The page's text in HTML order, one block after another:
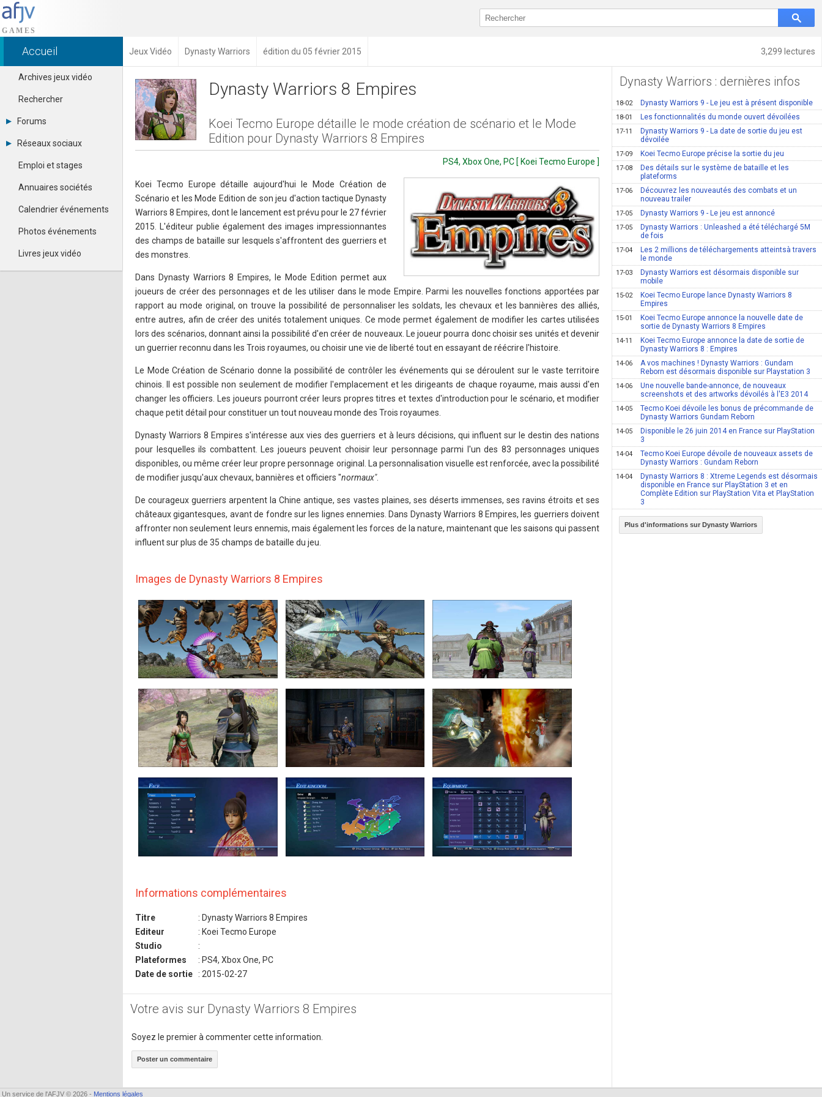
3,299 lectures
Accueil Jeux Vidéo Dynasty Warriors édition du 05 février 2015
Archives jeux vidéo
Rechercher
Forums
Tous les forums
Se connecter
Contacter un modérateur
Réseaux sociaux
Dailymotion
Facebook
Google+
Pinterest
Youtube
Emploi et stages
Annuaires sociétés
Calendrier événements
Photos événements
Livres jeux vidéo
Dynasty Warriors 8 Empires
Koei Tecmo Europe détaille le mode création de scénario et le Mode
Edition pour Dynasty Warriors 8 Empires
PS4, Xbox One, PC [ Koei Tecmo Europe ]
Koei Tecmo Europe détaille aujourd'hui le Mode Création de
Scénario et les Mode Edition de son jeu d'action tactique Dynasty
Warriors 8 Empires, dont le lancement est prévu pour le 27 février
2015. L'éditeur publie également des images impressionnantes
des champs de bataille sur lesquels s'affrontent des guerriers et
des monstres.
Dans Dynasty Warriors 8 Empires, le Mode Edition permet aux
joueurs de créer des personnages et de les utiliser dans le mode Empire. Parmi les nouvelles fonctions apportées par
rapport au mode original, on trouve la possibilité de personnaliser les soldats, les chevaux et les bannières des alliés,
entre autres, afin de créer des unités totalement uniques. Ce mode permet également de modifier les cartes utilisées
lors des scénarios, donnant ainsi la possibilité d'en créer de nouveaux. Le joueur pourra donc choisir ses unités et devenir
un guerrier reconnu dans les Trois royaumes, ou choisir une vie de liberté tout en essayant de réécrire l'histoire.
Le Mode Création de Scénario donne la possibilité de contrôler les événements qui se déroulent sur le vaste territoire
chinois. Il est possible non seulement de modifier l'emplacement et les dirigeants de chaque royaume, mais aussi d'en
changer les officiers. Les joueurs pourront créer leurs propres titres et textes d'introduction pour le scénario, et modifier
chaque petit détail pour constituer un tout nouveau monde des Trois royaumes.
Dynasty Warriors 8 Empires s'intéresse aux vies des guerriers et à leurs décisions, qui influent sur le destin des nations
pour lesquelles ils combattent. Les joueurs peuvent choisir leur personnage parmi l'un des 83 personnages uniques
disponibles, ou même créer leur propre personnage original. La personnalisation visuelle est renforcée, avec la possibilité
de modifier jusqu'aux chevaux, bannières et officiers "normaux".
De courageux guerriers arpentent la Chine antique, ses vastes plaines, ses déserts immenses, ses ravins étroits et ses
châteaux gigantesques, avant de fondre sur les lignes ennemies. Dans Dynasty Warriors 8 Empires, les guerriers doivent
affronter non seulement leurs ennemis, mais également les forces de la nature, maintenant que les saisons qui passent
influent sur plus de 35 champs de bataille du jeu.
Images de Dynasty Warriors 8 Empires
Informations complémentaires
Titre
: Dynasty Warriors 8 Empires
Editeur
: Koei Tecmo Europe
Studio
:
Plateformes
: PS4, Xbox One, PC
Date de sortie
: 2015-02-27
Votre avis sur Dynasty Warriors 8 Empires
Soyez le premier à commenter cette information.
Poster un commentaire
Dynasty Warriors : dernières infos
18-02 Dynasty Warriors 9 - Le jeu est à présent disponible
18-01 Les fonctionnalités du monde ouvert dévoilées
17-11
Dynasty Warriors 9 - La date de sortie du jeu est
dévoilée
17-09 Koei Tecmo Europe précise la sortie du jeu
17-08
Des détails sur le système de bataille et les
plateforms
17-06
Découvrez les nouveautés des combats et un
nouveau trailer
17-05 Dynasty Warriors 9 - Le jeu est annoncé
17-05
Dynasty Warriors : Unleashed a été téléchargé 5M
de fois
17-04
Les 2 millions de téléchargements atteintsà travers
le monde
17-03
Dynasty Warriors est désormais disponible sur
mobile
15-02
Koei Tecmo Europe lance Dynasty Warriors 8
Empires
15-01
Koei Tecmo Europe annonce la nouvelle date de
sortie de Dynasty Warriors 8 Empires
14-11
Koei Tecmo Europe annonce la date de sortie de
Dynasty Warriors 8 : Empires
14-06
A vos machines ! Dynasty Warriors : Gundam
Reborn est désormais disponible sur Playstation 3
14-06
Une nouvelle bande-annonce, de nouveaux
screenshots et des artworks dévoilés à l'E3 2014
14-05
Tecmo Koei dévoile les bonus de précommande de
Dynasty Warriors Gundam Reborn
14-05
Disponible le 26 juin 2014 en France sur PlayStation
3
14-04
Tecmo Koei Europe dévoile de nouveaux assets de
Dynasty Warriors : Gundam Reborn
14-04
Dynasty Warriors 8 : Xtreme Legends est désormais
disponible en France sur PlayStation 3 et en
Complète Edition sur PlayStation Vita et PlayStation
3
Plus d'informations sur Dynasty Warriors
Un service de l'AFJV © 2026 - Mentions légales